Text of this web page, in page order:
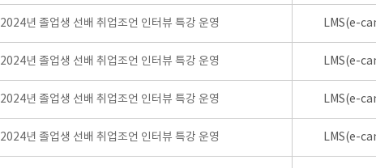
2024년 졸업생 선배 취업조언 인터뷰 특강 운영 LMS(e-
2024년 졸업생 선배 취업조언 인터뷰 특강 운영 LMS(e-
2024년 졸업생 선배 취업조언 인터뷰 특강 운영 LMS(e-
2024년 졸업생 선배 취업조언 인터뷰 특강 운영 LMS(e-